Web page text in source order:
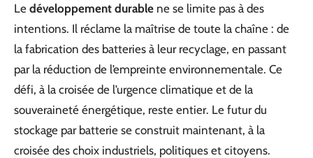
Le développement durable ne se limite pas à des
intentions. Il réclame la maîtrise de toute la chaîne : de
la fabrication des batteries à leur recyclage, en passant
par la réduction de l’empreinte environnementale. Ce
défi, à la croisée de l’urgence climatique et de la
souveraineté énergétique, reste entier. Le futur du
stockage par batterie se construit maintenant, à la
croisée des choix industriels, politiques et citoyens.